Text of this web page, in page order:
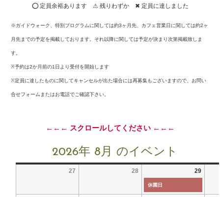
⭕ 定員余裕あります ⚠ 残りわずか ✖ 定員に達しました
※ガイドウォーク、特別プログラムに関しては約3ヶ月先、カフェ営業日に関しては約2ヶ
月先までの予定を掲載しております。それ以降に関しては予定が決まり次第掲載致しま
す。
※予約は2か月前の1日より受付を開始します
※定員に達したものに関してキャンセルが出た場合には再募集もございますので、お問い
合せフォームまたはお電話でご確認下さい。
←←← スクロールしてください ←←←
2026年 8月 のイベント
27 28 29
休園日